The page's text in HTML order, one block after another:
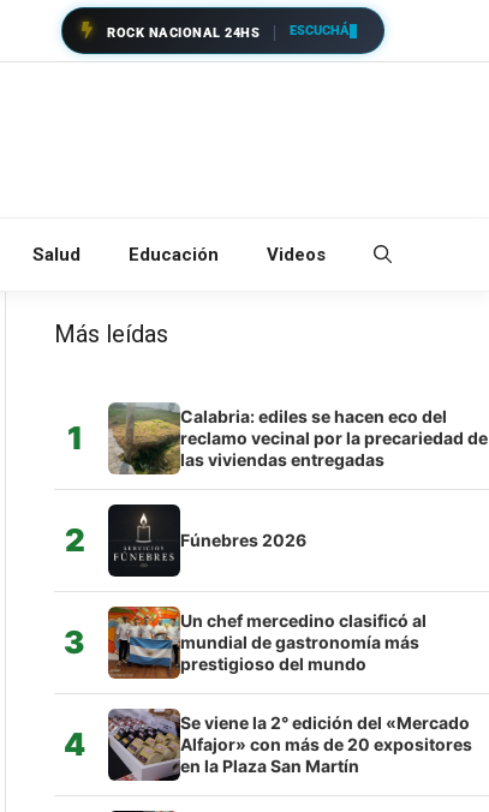
ROCK NACIONAL 24HS ESCUCHÁ
Salud Educación Videos
Más leídas
1
Calabria: ediles se hacen eco del
reclamo vecinal por la precariedad de
las viviendas entregadas
2 Fúnebres 2026
3
Un chef mercedino clasificó al
mundial de gastronomía más
prestigioso del mundo
4
Se viene la 2° edición del «Mercado
Alfajor» con más de 20 expositores
en la Plaza San Martín